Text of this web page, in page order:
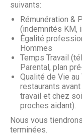
suivants:
Rémunération &
(indemnités KM,
Égalité
Hommes
Temps Travail
Parental, plan
Qualité de Vie
restaurants
travail et chez
proches aidant).
Nous vous
terminées.